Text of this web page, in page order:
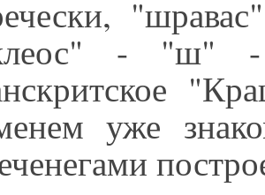
- "ш"
уже